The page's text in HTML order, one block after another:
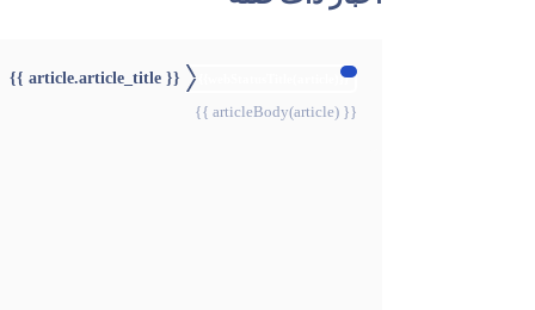
{{webStatusTitle(article)}}
{{ article.article_title }}
{{ articleBody(article) }}